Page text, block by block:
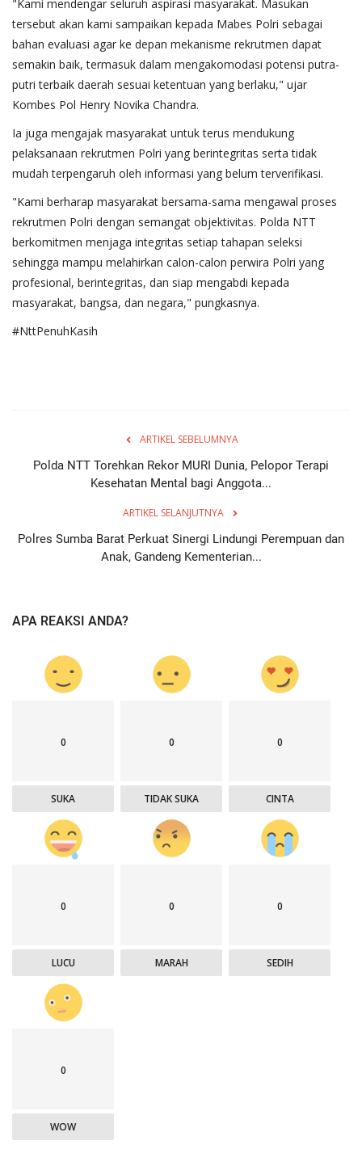
"Kami mendengar seluruh aspirasi masyarakat. Masukan
tersebut akan kami sampaikan kepada Mabes Polri sebagai
bahan evaluasi agar ke depan mekanisme rekrutmen dapat
semakin baik, termasuk dalam mengakomodasi potensi putra-
putri terbaik daerah sesuai ketentuan yang berlaku," ujar
Kombes Pol Henry Novika Chandra.
Ia juga mengajak masyarakat untuk terus mendukung
pelaksanaan rekrutmen Polri yang berintegritas serta tidak
mudah terpengaruh oleh informasi yang belum terverifikasi.
"Kami berharap masyarakat bersama-sama mengawal proses
rekrutmen Polri dengan semangat objektivitas. Polda NTT
berkomitmen menjaga integritas setiap tahapan seleksi
sehingga mampu melahirkan calon-calon perwira Polri yang
profesional, berintegritas, dan siap mengabdi kepada
masyarakat, bangsa, dan negara," pungkasnya.
#NttPenuhKasih
ARTIKEL SEBELUMNYA
Polda NTT Torehkan Rekor MURI Dunia, Pelopor Terapi
Kesehatan Mental bagi Anggota...
ARTIKEL SELANJUTNYA
Polres Sumba Barat Perkuat Sinergi Lindungi Perempuan dan
Anak, Gandeng Kementerian...
APA REAKSI ANDA?
0
SUKA
0
TIDAK SUKA
0
CINTA
0
LUCU
0
MARAH
0
SEDIH
0
WOW